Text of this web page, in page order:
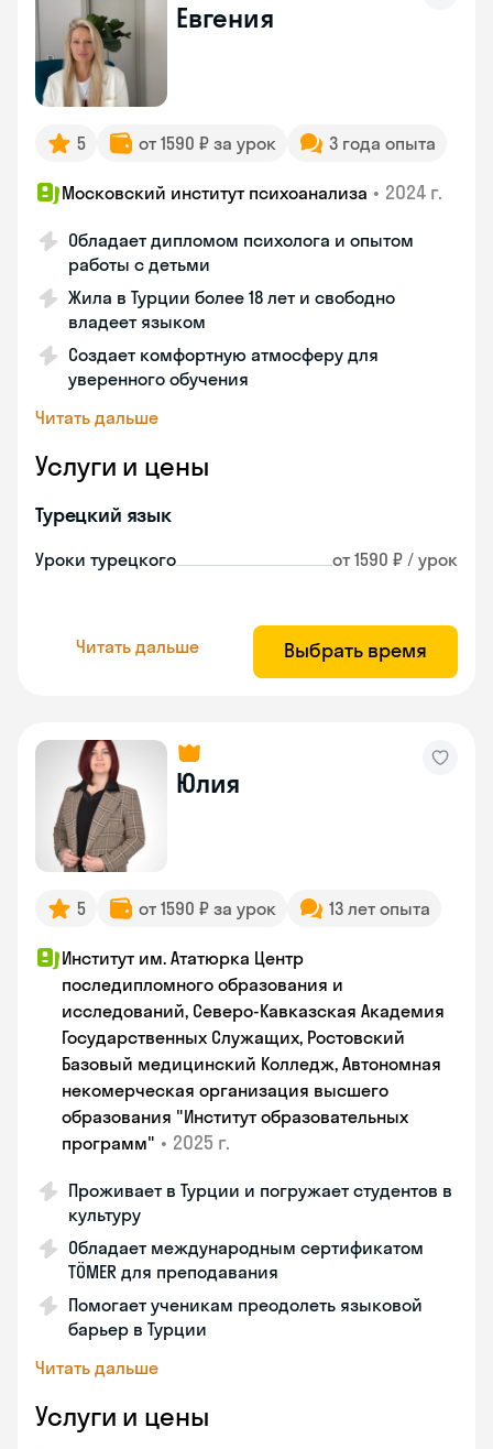
Евгения
5 от 1590 ₽ за урок 3 года опыта
Московский институт психоанализа • 2024 г.
Обладает дипломом психолога и опытом
работы с детьми
Жила в Турции более 18 лет и свободно
владеет языком
Создает комфортную атмосферу для
уверенного обучения
Читать дальше
Услуги и цены
Турецкий язык
Уроки турецкого от 1590 ₽ / урок
Читать дальше Выбрать время
Юлия
5 от 1590 ₽ за урок 13 лет опыта
Институт им. Ататюрка Центр
последипломного образования и
исследований, Северо-Кавказская Академия
Государственных Служащих, Ростовский
Базовый медицинский Колледж, Автономная
некомерческая организация высшего
образования "Институт образовательных
программ" • 2025 г.
Проживает в Турции и погружает студентов в
культуру
Обладает международным сертификатом
TÖMER для преподавания
Помогает ученикам преодолеть языковой
барьер в Турции
Читать дальше
Услуги и цены